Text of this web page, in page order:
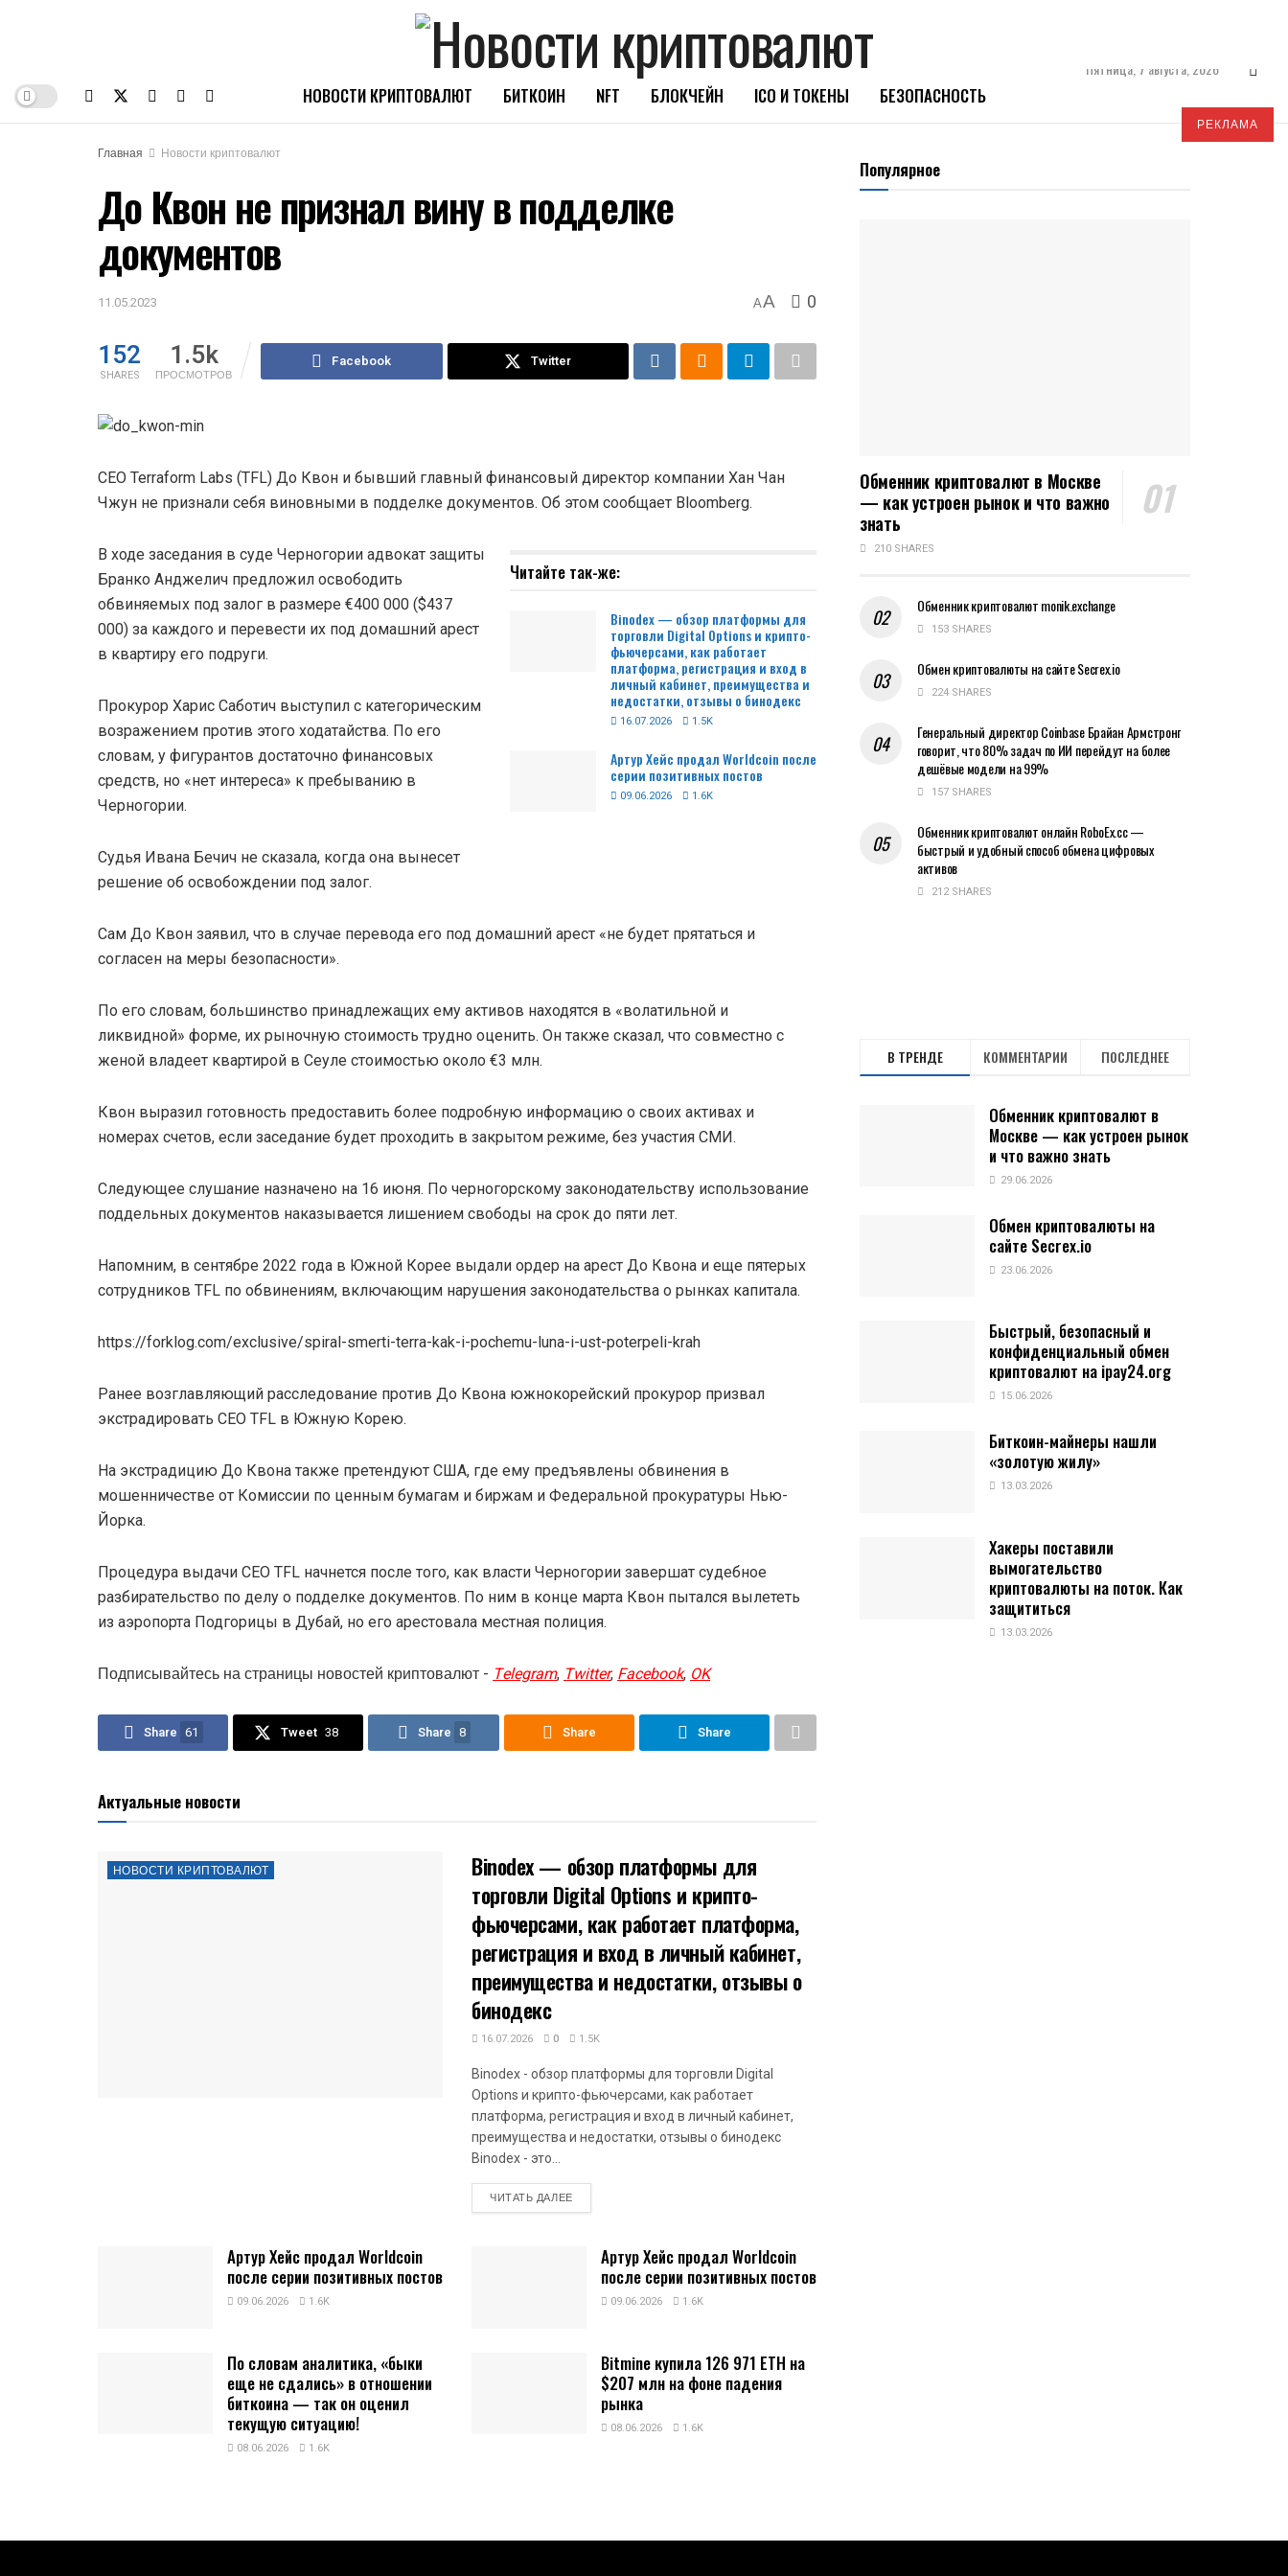
НОВОСТИ КРИПТОВАЛЮТ БИТКОИН NFT БЛОКЧЕЙН ICO И ТОКЕНЫ БЕЗОПАСНОСТЬ
Пятница, 7 августа, 2026
РЕКЛАМА
Главная
Новости криптовалют
До Квон не признал вину в подделке
документов
11.05.2023 AA 0
152
SHARES
1.5k
ПРОСМОТРОВ
Facebook Twitter
CEO Terraform Labs (TFL) До Квон и бывший главный финансовый директор компании Хан Чан
Чжун не признали себя виновными в подделке документов. Об этом сообщает Bloomberg.
Читайте так-же:
Binodex — обзор платформы для
торговли Digital Options и крипто-
фьючерсами, как работает
платформа, регистрация и вход в
личный кабинет, преимущества и
недостатки, отзывы о бинодекс
16.07.2026 1.5K
Артур Хейс продал Worldcoin после
серии позитивных постов
09.06.2026 1.6K
В ходе заседания в суде Черногории адвокат защиты
Бранко Анджелич предложил освободить
обвиняемых под залог в размере €400 000 ($437
000) за каждого и перевести их под домашний арест
в квартиру его подруги.
Прокурор Харис Саботич выступил с категорическим
возражением против этого ходатайства. По его
словам, у фигурантов достаточно финансовых
средств, но «нет интереса» к пребыванию в
Черногории.
Судья Ивана Бечич не сказала, когда она вынесет
решение об освобождении под залог.
Сам До Квон заявил, что в случае перевода его под домашний арест «не будет прятаться и
согласен на меры безопасности».
По его словам, большинство принадлежащих ему активов находятся в «волатильной и
ликвидной» форме, их рыночную стоимость трудно оценить. Он также сказал, что совместно с
женой владеет квартирой в Сеуле стоимостью около €3 млн.
Квон выразил готовность предоставить более подробную информацию о своих активах и
номерах счетов, если заседание будет проходить в закрытом режиме, без участия СМИ.
Следующее слушание назначено на 16 июня. По черногорскому законодательству использование
поддельных документов наказывается лишением свободы на срок до пяти лет.
Напомним, в сентябре 2022 года в Южной Корее выдали ордер на арест До Квона и еще пятерых
сотрудников TFL по обвинениям, включающим нарушения законодательства о рынках капитала.
https://forklog.com/exclusive/spiral-smerti-terra-kak-i-pochemu-luna-i-ust-poterpeli-krah
Ранее возглавляющий расследование против До Квона южнокорейский прокурор призвал
экстрадировать CEO TFL в Южную Корею.
На экстрадицию До Квона также претендуют США, где ему предъявлены обвинения в
мошенничестве от Комиссии по ценным бумагам и биржам и Федеральной прокуратуры Нью-
Йорка.
Процедура выдачи CEO TFL начнется после того, как власти Черногории завершат судебное
разбирательство по делу о подделке документов. По ним в конце марта Квон пытался вылететь
из аэропорта Подгорицы в Дубай, но его арестовала местная полиция.
Подписывайтесь на страницы новостей криптовалют - Telegram, Twitter, Facebook, OK
Share 61 Tweet 38 Share 8 Share Share
Актуальные новости
НОВОСТИ КРИПТОВАЛЮТ
Binodex — обзор платформы для
торговли Digital Options и крипто-
фьючерсами, как работает платформа,
регистрация и вход в личный кабинет,
преимущества и недостатки, отзывы о
бинодекс
16.07.2026 0 1.5K
Binodex - обзор платформы для торговли Digital
Options и крипто-фьючерсами, как работает
платформа, регистрация и вход в личный кабинет,
преимущества и недостатки, отзывы о бинодекс
Binodex - это...
ЧИТАТЬ ДАЛЕЕDETAILS
Артур Хейс продал Worldcoin
после серии позитивных постов
09.06.2026 1.6K
Артур Хейс продал Worldcoin
после серии позитивных постов
09.06.2026 1.6K
По словам аналитика, «быки
еще не сдались» в отношении
биткоина — так он оценил
текущую ситуацию!
08.06.2026 1.6K
Bitmine купила 126 971 ETH на
$207 млн на фоне падения
рынка
08.06.2026 1.6K
Популярное
Обменник криптовалют в Москве
— как устроен рынок и что важно
знать
210 SHARES
Обменник криптовалют monik.exchange
153 SHARES
Обмен криптовалюты на сайте Secrex.io
224 SHARES
Генеральный директор Coinbase Брайан Армстронг
говорит, что 80% задач по ИИ перейдут на более
дешёвые модели на 99%
157 SHARES
Обменник криптовалют онлайн RoboEx.cc —
быстрый и удобный способ обмена цифровых
активов
212 SHARES
В ТРЕНДЕ КОММЕНТАРИИ ПОСЛЕДНЕЕ
Обменник криптовалют в
Москве — как устроен рынок
и что важно знать
29.06.2026
Обмен криптовалюты на
сайте Secrex.io
23.06.2026
Быстрый, безопасный и
конфиденциальный обмен
криптовалют на ipay24.org
15.06.2026
Биткоин-майнеры нашли
«золотую жилу»
13.03.2026
Хакеры поставили
вымогательство
криптовалюты на поток. Как
защититься
13.03.2026